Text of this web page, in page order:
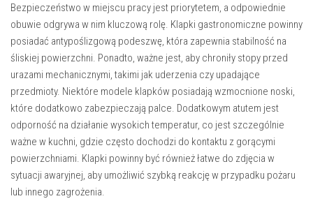
Bezpieczeństwo w miejscu pracy jest priorytetem, a odpowiednie
obuwie odgrywa w nim kluczową rolę. Klapki gastronomiczne powinny
posiadać antypoślizgową podeszwę, która zapewnia stabilność na
śliskiej powierzchni. Ponadto, ważne jest, aby chroniły stopy przed
urazami mechanicznymi, takimi jak uderzenia czy upadające
przedmioty. Niektóre modele klapków posiadają wzmocnione noski,
które dodatkowo zabezpieczają palce. Dodatkowym atutem jest
odporność na działanie wysokich temperatur, co jest szczególnie
ważne w kuchni, gdzie często dochodzi do kontaktu z gorącymi
powierzchniami. Klapki powinny być również łatwe do zdjęcia w
sytuacji awaryjnej, aby umożliwić szybką reakcję w przypadku pożaru
lub innego zagrożenia.